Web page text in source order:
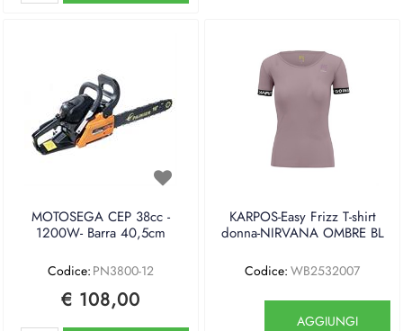
MOTOSEGA CEP 38cc -
1200W- Barra 40,5cm
Codice: PN3800-12
€ 108,00
KARPOS-Easy Frizz T-shirt
donna-NIRVANA OMBRE BL
Codice: WB2532007
AGGIUNGI